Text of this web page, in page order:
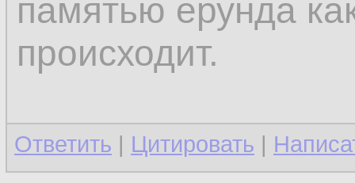
памятью ерунда
происходит.
Ответить | Цитировать |